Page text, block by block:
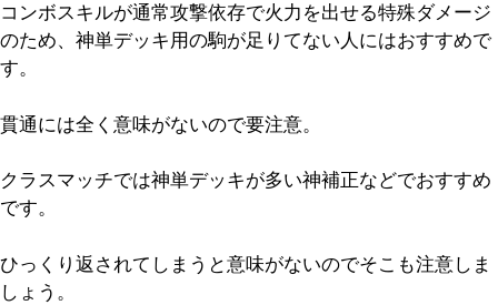
コンボスキルが通常攻撃依存で火力を出せる特殊ダメージ
のため、神単デッキ用の駒が足りてない人にはおすすめで
す。
貫通には全く意味がないので要注意。
クラスマッチでは神単デッキが多い神補正などでおすすめ
です。
ひっくり返されてしまうと意味がないのでそこも注意しま
しょう。